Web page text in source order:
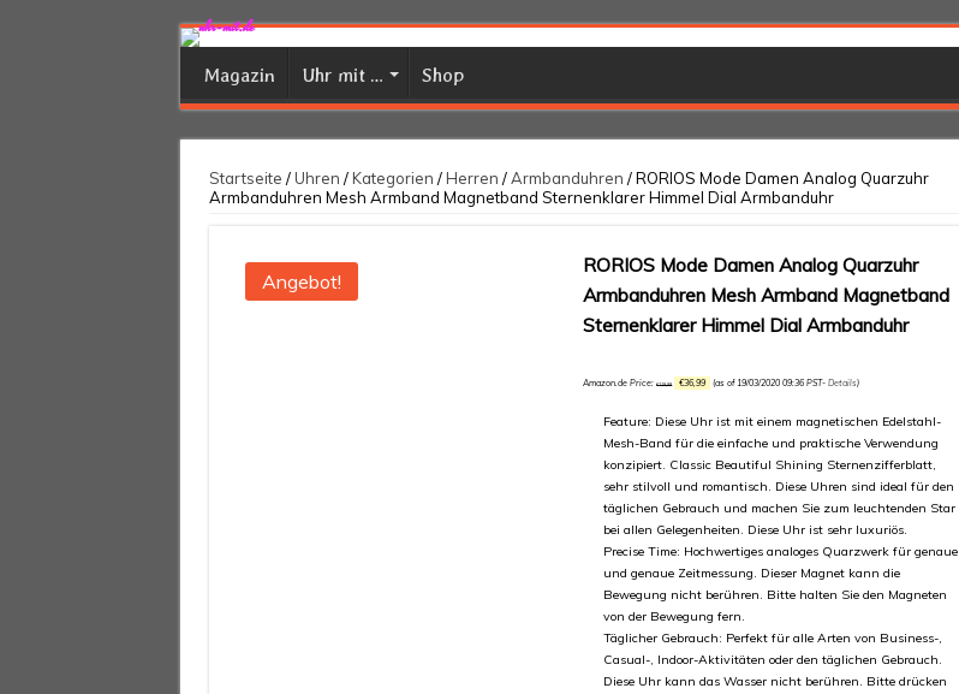
Magazin Uhr mit … Shop
Startseite /Uhren /Kategorien /Herren /Armbanduhren / RORIOS Mode Damen Analog Quarzuhr
Armbanduhren Mesh Armband Magnetband Sternenklarer Himmel Dial Armbanduhr
Angebot!
RORIOS Mode Damen Analog Quarzuhr
Armbanduhren Mesh Armband Magnetband
Sternenklarer Himmel Dial Armbanduhr
Amazon.de Price:€119,99 €36,99 (as of 19/03/2020 09:36 PST- Details)
Feature: Diese Uhr ist mit einem magnetischen Edelstahl-
Mesh-Band für die einfache und praktische Verwendung
konzipiert. Classic Beautiful Shining Sternenzifferblatt,
sehr stilvoll und romantisch. Diese Uhren sind ideal für den
täglichen Gebrauch und machen Sie zum leuchtenden Star
bei allen Gelegenheiten. Diese Uhr ist sehr luxuriös.
Precise Time: Hochwertiges analoges Quarzwerk für genaue
und genaue Zeitmessung. Dieser Magnet kann die
Bewegung nicht berühren. Bitte halten Sie den Magneten
von der Bewegung fern.
Täglicher Gebrauch: Perfekt für alle Arten von Business-,
Casual-, Indoor-Aktivitäten oder den täglichen Gebrauch.
Diese Uhr kann das Wasser nicht berühren. Bitte drücken